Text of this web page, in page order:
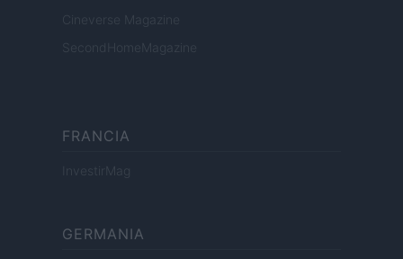
Cineverse Magazine
SecondHomeMagazine
FRANCIA
InvestirMag
GERMANIA